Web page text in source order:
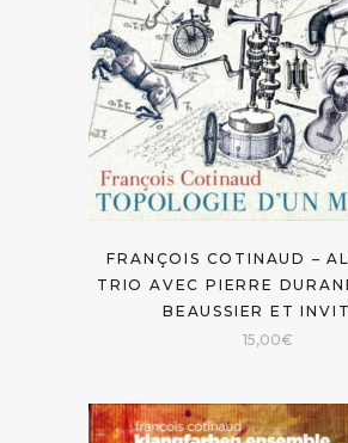
FRANÇOIS COTINAUD –
TRIO AVEC PIERRE
BEAUSSIER ET
15,00€